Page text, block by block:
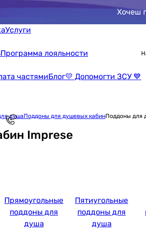
Хочеш
Услуги
Программа лояльности
частямиБлог💛 Допомогти ЗСУ 💙
душаПоддоны для душевых кабинПоддоны для
Imprese
Прямоугольные
поддоны для
душа
Пятиугольные
поддоны для
душа